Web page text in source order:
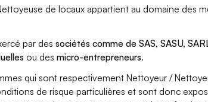
de locaux appartient au domaine des
par dessociétés comme de SAS, SASU,
ou desmicro-entrepreneurs.
qui sont respectivement Nettoyeur /
de risque particulières et sont donc